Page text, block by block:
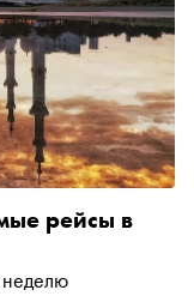
рейсы в
неделю